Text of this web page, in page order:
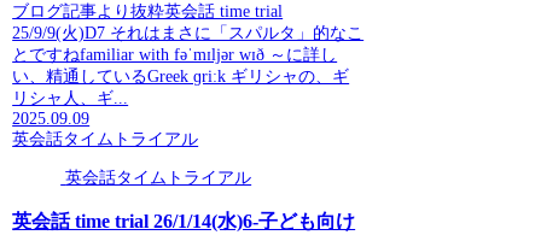
ブログ記事より抜粋英会話 time trial
25/9/9(火)D7 それはまさに「スパルタ」的なこ
とですねfamiliar with fəˈmɪljər wɪð ～に詳し
い、精通しているGreek ɡriːk ギリシャの、ギ
リシャ人、ギ...
2025.09.09
英会話タイムトライアル
英会話タイムトライアル
英会話 time trial 26/1/14(水)6-子ども向け